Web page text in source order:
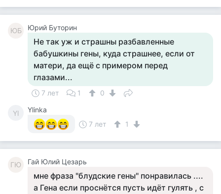
ЮБ Юрий Буторин
Не так уж и страшны разбавленные
бабушкины гены, куда страшнее, если от
матери, да ещё с примером перед
глазами...
7 лет 1 0
Yl
Ylinka
7 лет
1
ГЮ Гай Юлий Цезарь
мне фраза "блудские гены" понравилась ....
а Гена если проснётся пусть идёт гулять , с